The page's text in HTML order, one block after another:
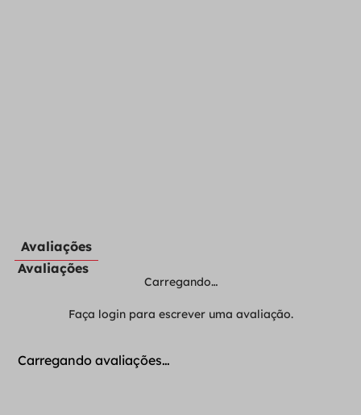
Avaliações
Avaliações
Carregando…
Faça login para escrever uma avaliação.
Carregando avaliações…